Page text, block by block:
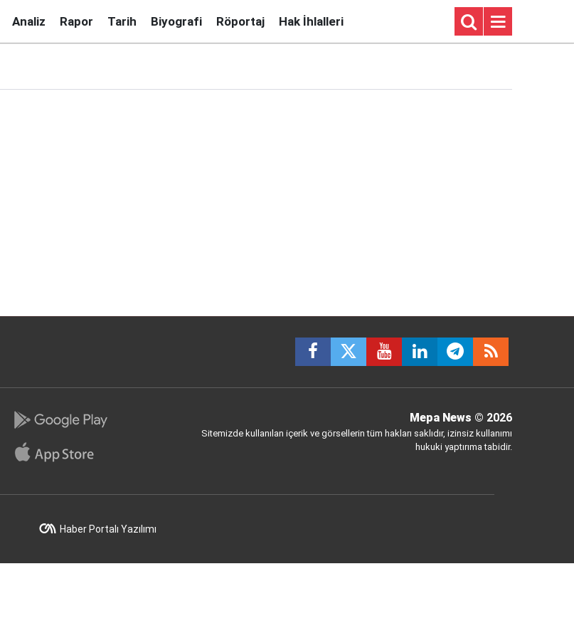
Analiz Rapor Tarih Biyografi Röportaj Hak İhlalleri
Mepa News © 2026
Sitemizde kullanılan içerik ve görsellerin tüm hakları saklıdır, izinsiz kullanımı
hukuki yaptırıma tabidir.
Haber Portalı Yazılımı